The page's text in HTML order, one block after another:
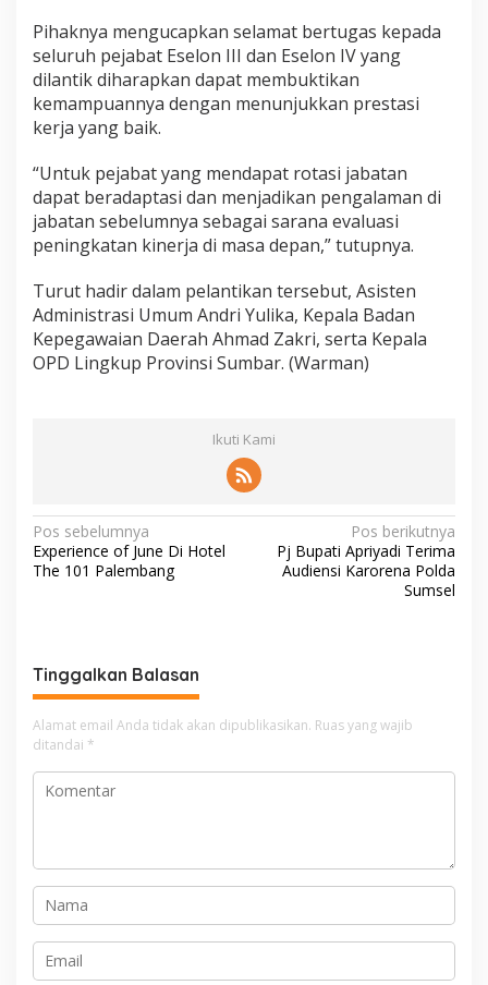
Pihaknya mengucapkan selamat bertugas kepada
seluruh pejabat Eselon III dan Eselon IV yang
dilantik diharapkan dapat membuktikan
kemampuannya dengan menunjukkan prestasi
kerja yang baik.
“Untuk pejabat yang mendapat rotasi jabatan
dapat beradaptasi dan menjadikan pengalaman di
jabatan sebelumnya sebagai sarana evaluasi
peningkatan kinerja di masa depan,” tutupnya.
Turut hadir dalam pelantikan tersebut, Asisten
Administrasi Umum Andri Yulika, Kepala Badan
Kepegawaian Daerah Ahmad Zakri, serta Kepala
OPD Lingkup Provinsi Sumbar. (Warman)
Ikuti Kami
N
a
g
a
s
i
p
Pos sebelumnya
Experience of June Di Hotel
The 101 Palembang
Pos berikutnya
Pj Bupati Apriyadi Terima
Audiensi Karorena Polda
Sumsel
Tinggalkan Balasan
Alamat email Anda tidak akan dipublikasikan. Ruas yang wajib
ditandai *